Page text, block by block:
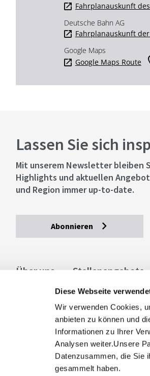
Diese Webseite
Wir verwenden Cookies,
anbieten zu können und
Informationen zu Ihrer
Analysen weiter.Unsere
Datenzusammen, die Sie
gesammelt haben.
Fahrplanauskunft des
Deutsche Bahn AG
Fahrplanauskunft
Google Maps
Google Maps Route
Lassen Sie sich
Mit unserem Newsletter bleiben
Highlights und aktuellen
und Region immer up-to-date.
Abonnieren
Über uns Stellenangebote
Allgemeine
stuttgart.de